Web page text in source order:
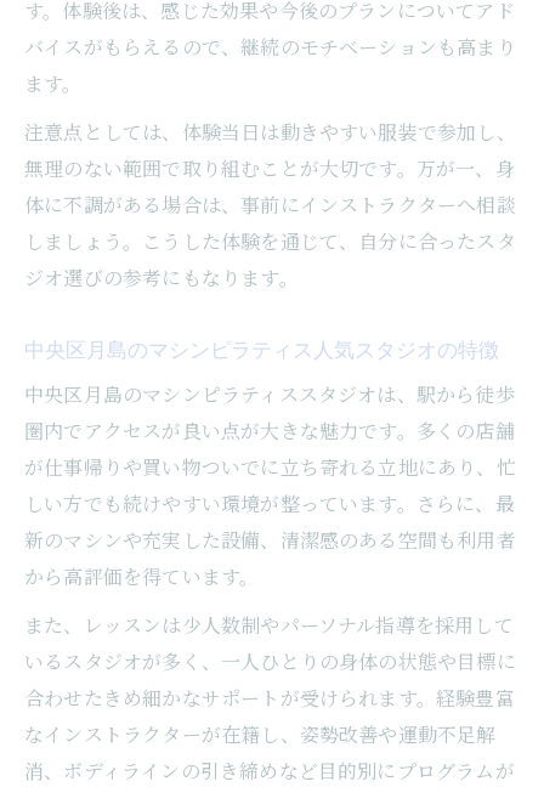
マシンピラティス初心者も安心できる体験
方法
女性専用スタジオならではの安心サポート
解説
パーソナル指導で無理なく始めるピラティ
ス体験
マシンピラティス体験談から学ぶ失敗しな
中央区で注目される運動習慣の身につけ方
中央区でマシンピラティスを習慣化するコ
ツ
継続しやすいレッスン選びのポイントを紹
介
マシンピラティスで運動を習慣化した体験
口コミから見るスタジオ選びの決め手とは
無理なく続けるための工夫とサポート体制
す。体験後は、感じた効果や今後のプランについてアド
バイスがもらえるので、継続のモチベーションも高まり
ます。
注意点としては、体験当日は動きやすい服装で参加し、
無理のない範囲で取り組むことが大切です。万が一、身
体に不調がある場合は、事前にインストラクターへ相談
しましょう。こうした体験を通じて、自分に合ったスタ
ジオ選びの参考にもなります。
中央区月島のマシンピラティス人気スタジオの特徴
中央区月島のマシンピラティススタジオは、駅から徒歩
圏内でアクセスが良い点が大きな魅力です。多くの店舗
が仕事帰りや買い物ついでに立ち寄れる立地にあり、忙
しい方でも続けやすい環境が整っています。さらに、最
新のマシンや充実した設備、清潔感のある空間も利用者
から高評価を得ています。
また、レッスンは少人数制やパーソナル指導を採用して
いるスタジオが多く、一人ひとりの身体の状態や目標に
合わせたきめ細かなサポートが受けられます。経験豊富
なインストラクターが在籍し、姿勢改善や運動不足解
消、ボディラインの引き締めなど目的別にプログラムが